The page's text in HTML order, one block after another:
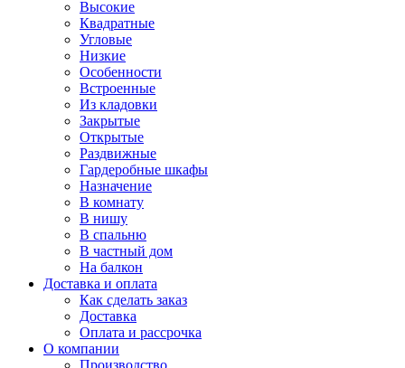
Высокие
Квадратные
Угловые
Низкие
Особенности
Встроенные
Из кладовки
Закрытые
Открытые
Раздвижные
Гардеробные шкафы
Назначение
В комнату
В нишу
В спальню
В частный дом
На балкон
Доставка и оплата
Как сделать заказ
Доставка
Оплата и рассрочка
О компании
Производство